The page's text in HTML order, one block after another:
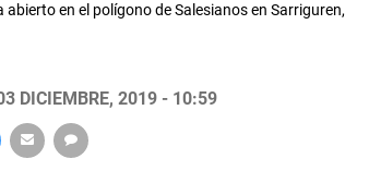
en el polígono de Salesianos en Sarriguren,
DICIEMBRE, 2019 - 10:59